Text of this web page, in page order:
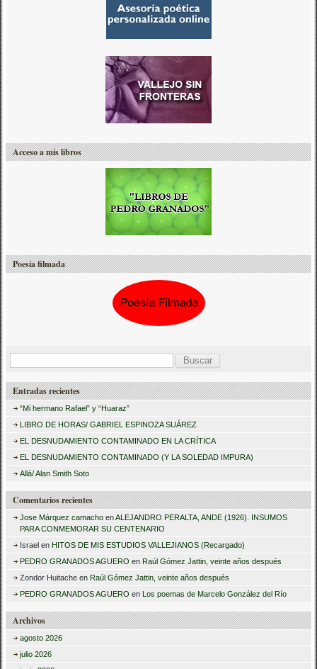
Acceso a mis libros
Poesía filmada
s
r
Entradas recientes
“Mi hermano Rafael” y “Huaraz”
LIBRO DE HORAS/ GABRIEL ESPINOZA SUÁREZ
EL DESNUDAMIENTO CONTAMINADO EN LA CRÍTICA
EL DESNUDAMIENTO CONTAMINADO (Y LA SOLEDAD IMPURA)
Allá/ Alan Smith Soto
Comentarios recientes
Jose Márquez camacho enALEJANDRO PERALTA, ANDE (1926). INSUMOS
PARA CONMEMORAR SU CENTENARIO
Israel en HITOS DE MIS ESTUDIOS VALLEJIANOS (Recargado)
PEDRO GRANADOS AGUERO en Raúl Gómez Jattin, veinte años después
Zondor Huitache en Raúl Gómez Jattin, veinte años después
PEDRO GRANADOS AGUERO en Los poemas de Marcelo González del Río
Archivos
agosto 2026
julio 2026